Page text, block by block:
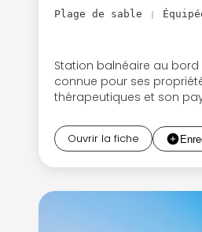
Plage de sable
Station balnéaire au bord
connue pour ses
thérapeutiques et son
Ouvrir la fiche